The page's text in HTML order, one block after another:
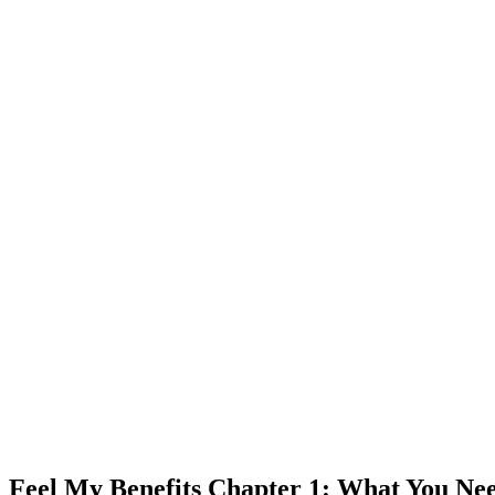
Feel My Benefits Chapter 1: What You